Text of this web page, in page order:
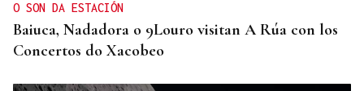
O SON DA ESTACIÓN
Baiuca, Nadadora o 9Louro visitan A Rúa con los
Concertos do Xacobeo